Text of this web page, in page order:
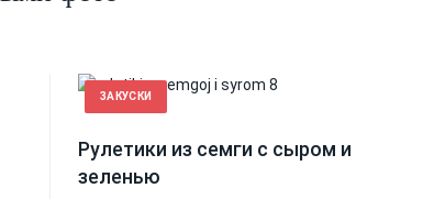
ЗАКУСКИ
Рулетики из семги с сыром и
зеленью